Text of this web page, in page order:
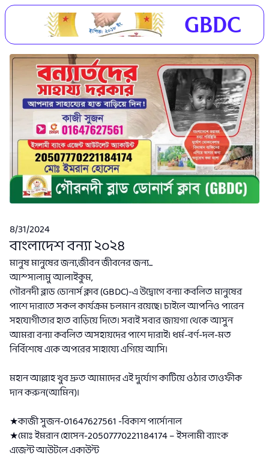
GBDC
8/31/2024
বাংলাদেশ বন্যা ২০২৪
মানুষ মানুষের জন্য,জীবন জীবনের জন্য...
আস্সালামু আলাইকুম,
গৌরনদী ব্লাড ডোনার্স ক্লাব (GBDC)-এ উদ্বোগে বন্যা কবলিত মানুষের
পাশে দারাতে সকল কার্যক্রম চলমান রয়েছে। চাইলে আপনিও পারেন
সহযোগীতার হাত বাড়িয়ে দিতে। সবাই সবার জায়গা থেকে আসুন
আমরা বন্যা কবলিত অসহায়দের পাশে দারাই। ধর্ম-বর্ণ-দল-মত
নির্বিশেষে একে অপরের সাহায্যে এগিয়ে আসি।
মহান আল্লাহ খুব দ্রুত আমাদের এই দুর্যোগ কাটিয়ে ওঠার তাওফীক
দান করুন(আমিন)।
★কাজী সুজন-01647627561 -বিকাশ পার্সোনাল
★মোঃ ইমরান হোসেন-20507770221184174 – ইসলামী ব্যাংক
এজেন্ট আউটলে একাউন্ট